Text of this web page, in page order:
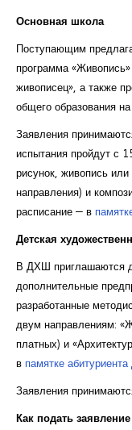
Основная школа
Поступающим
программа
живописец», а также
общего образования
Заявления
испытания пройдут с
рисунок, живопись или
направления) и
расписание — в
Детская
В ДХШ приглашаются
дополнительные
разработанные
двум направлениям:
платных) и
в памятке
Заявления
Как подать заявление